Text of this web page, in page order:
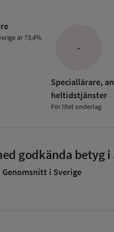
är 73,4%
-
Speciallärare,
heltidstjänster
För litet underlag
godkända betyg i
Genomsnitt i Sverige